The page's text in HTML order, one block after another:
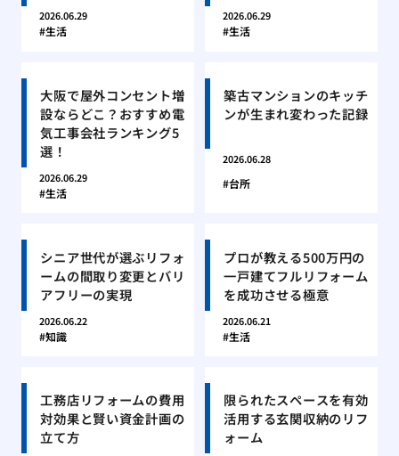
2026.06.29
生活
2026.06.29
生活
大阪で屋外コンセント増
設ならどこ？おすすめ電
気工事会社ランキング5
選！
2026.06.29
生活
築古マンションのキッチ
ンが生まれ変わった記録
2026.06.28
台所
シニア世代が選ぶリフォ
ームの間取り変更とバリ
アフリーの実現
2026.06.22
知識
プロが教える500万円の
一戸建てフルリフォーム
を成功させる極意
2026.06.21
生活
工務店リフォームの費用
対効果と賢い資金計画の
立て方
限られたスペースを有効
活用する玄関収納のリフ
ォーム